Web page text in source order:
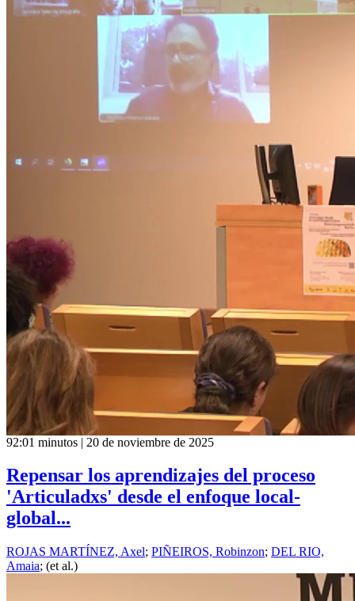
92:01 minutos | 20 de noviembre de 2025
Repensar los aprendizajes del proceso
'Articuladxs' desde el enfoque local-
global...
ROJAS MARTÍNEZ, Axel; PIÑEIROS, Robinzon; DEL RIO,
Amaia; (et al.)